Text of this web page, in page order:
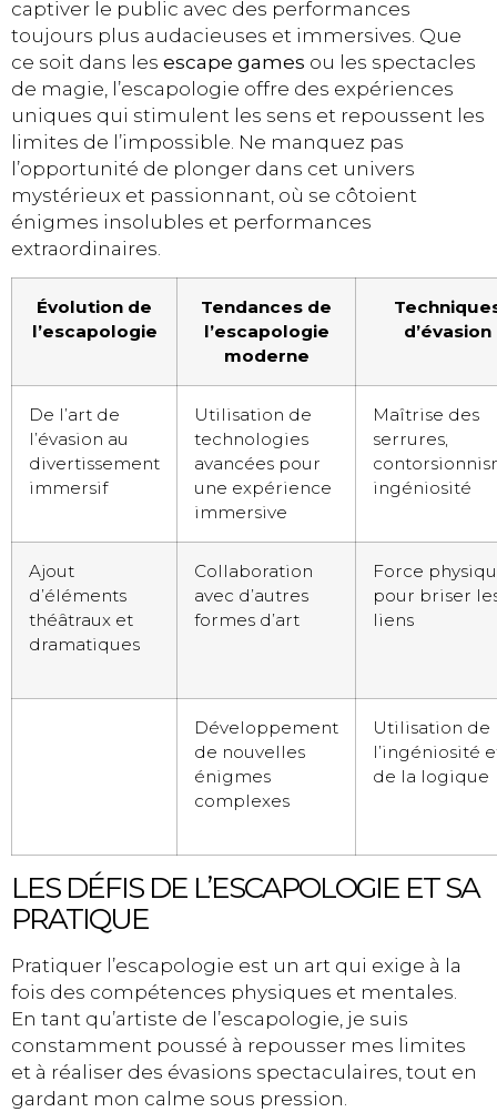
captiver le public avec des performances
toujours plus audacieuses et immersives. Que
ce soit dans les escape games ou les spectacles
de magie, l’escapologie offre des expériences
uniques qui stimulent les sens et repoussent les
limites de l’impossible. Ne manquez pas
l’opportunité de plonger dans cet univers
mystérieux et passionnant, où se côtoient
énigmes insolubles et performances
extraordinaires.
Évolution de
l’escapologie
Tendances de
l’escapologie
moderne
d’évasion
De l’art de
l’évasion au
divertissement
immersif
Utilisation de
technologies
avancées pour
une expérience
immersive
Maîtrise des
serrures,
ingéniosité
Ajout
d’éléments
théâtraux et
dramatiques
Collaboration
avec d’autres
formes d’art
Force
pour briser
liens
Développement
de nouvelles
énigmes
complexes
Utilisation de
l’ingéniosité
de la logique
LES DÉFIS DE L’ESCAPOLOGIE ET SA
PRATIQUE
Pratiquer l’escapologie est un art qui exige à la
fois des compétences physiques et mentales.
En tant qu’artiste de l’escapologie, je suis
constamment poussé à repousser mes limites
et à réaliser des évasions spectaculaires, tout en
gardant mon calme sous pression.